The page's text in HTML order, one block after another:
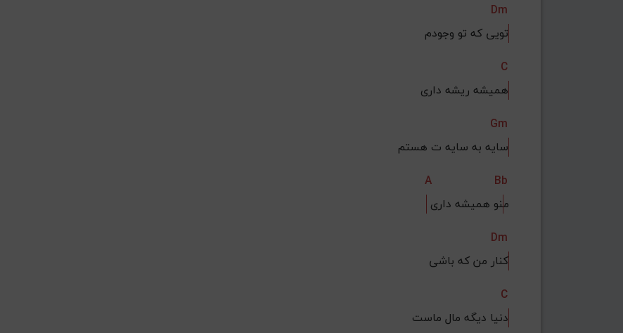
Dm
تویی که تو وجودم
C
همیشه ریشه داری
Gm
سایه به سایه ت هستم
A
Bb
منو همیشه داری
Dm
کنار من که باشی
C
دنیا دیگه مال ماست